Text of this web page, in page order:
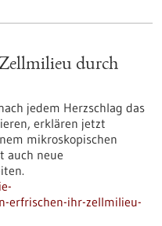
durch
jedem Herzschlag das
erklären jetzt
mikroskopischen
auch neue
erfrischen-ihr-zellmilieu-